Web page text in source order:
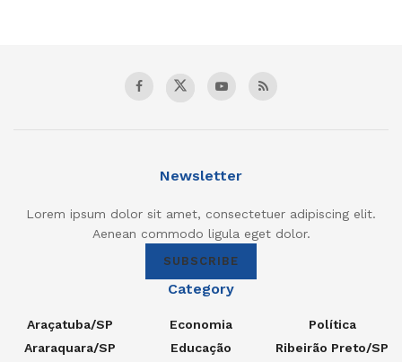
Newsletter
Lorem ipsum dolor sit amet, consectetuer adipiscing elit.
Aenean commodo ligula eget dolor.
SUBSCRIBE
Category
Araçatuba/SP
Araraquara/SP
Economia
Educação
Política
Ribeirão Preto/SP